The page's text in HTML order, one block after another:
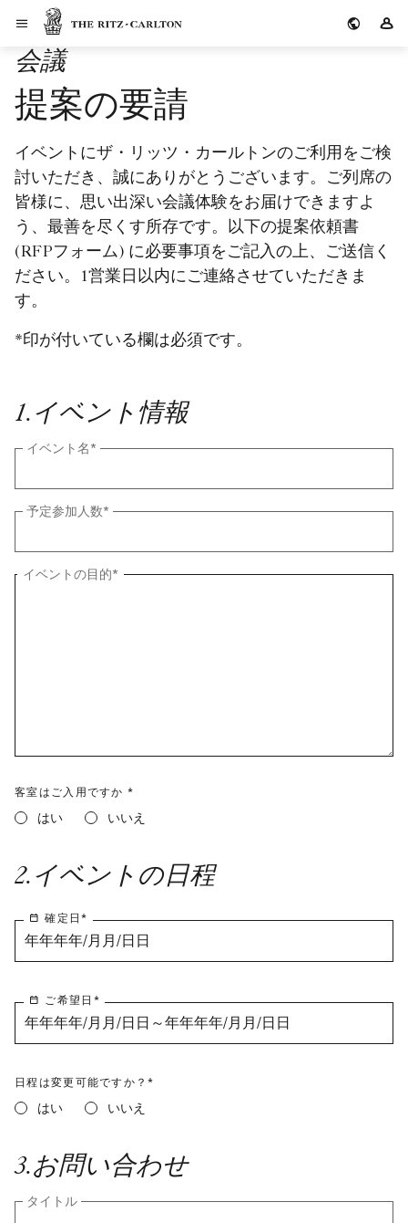
Skip to Content ザ・リッツ・カールトン
会議
提案の要請
イベントにザ・リッツ・カールトンのご利用をご検
討いただき、誠にありがとうございます。ご列席の
皆様に、思い出深い会議体験をお届けできますよ
う、最善を尽くす所存です。以下の提案依頼書
(RFPフォーム) に必要事項をご記入の上、ご送信く
ださい。1営業日以内にご連絡させていただきま
す。
*印が付いている欄は必須です。
1.イベント情報
イベント名*
予定参加人数*
イベントの目的*
客室はご入用ですか *
はい いいえ
2.イベントの日程
確定日*
年年年年/月月/日日
ご希望日 *
年年年年/月月/日日～年年年年/月月/日日
日程は変更可能ですか？*
はい いいえ
3.お問い合わせ
タイトル